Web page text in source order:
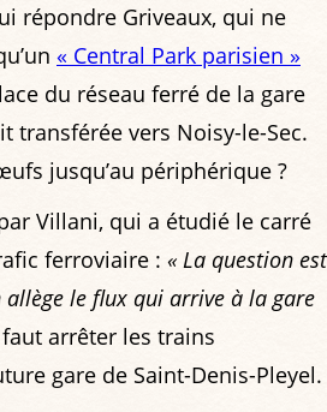
répondre Griveaux, qui ne
« Central Park parisien »
du réseau ferré de la gare
transférée vers Noisy-le-Sec.
jusqu’au périphérique ?
Villani, qui a étudié le carré
ferroviaire : « La question est
le flux qui arrive à la gare
arrêter les trains
gare de Saint-Denis-Pleyel.